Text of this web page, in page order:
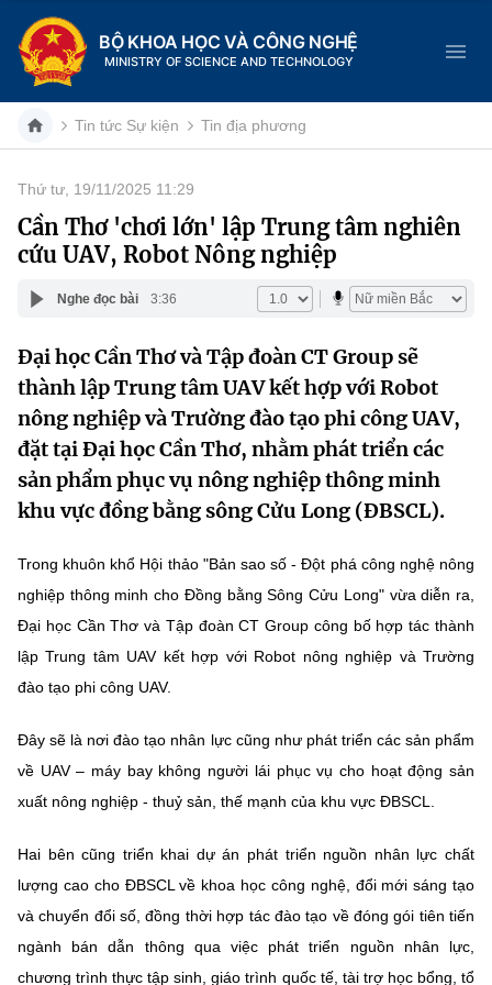
BỘ KHOA HỌC VÀ CÔNG NGHỆ
MINISTRY OF SCIENCE AND TECHNOLOGY
Danh mục
Trang chủ
Giới thiệu
Chức năng nhiệm vụ
Cơ cấu tổ chức
Lịch sử phát triển
Sở Khoa học và Công nghệ
Tin tức sự kiện
Khoa học và Công nghệ
Đổi mới sáng tạo
Chuyển đổi số
Bưu chính, Viễn thông
Sở hữu trí tuệ
Tiêu chuẩn, đo lường, chất lượng
Năng lượng nguyên tử
Tin tổng hợp
Tin địa phương
Dịch vụ công
Hệ thống văn bản
Văn bản QPPL
Văn bản chỉ đạo điều hành
Lấy ý kiến người dân về dự thảo VBQPPL
MST IOFFICE
THỐNG KÊ
Khoa học và Công nghệ
Bưu chính, Viễn thông
Tiêu chuẩn, đo lường, chất lượng
Năng lượng nguyên tử
Multimedia
THƯ ĐIỆN TỬ
Infographic
Ảnh
Voice
Nhiệm vụ trọng tâm
Tin tức Sự kiện Tin địa phương
Thứ tư, 19/11/2025 11:29
Cần Thơ 'chơi lớn' lập Trung tâm nghiên
cứu UAV, Robot Nông nghiệp
Nghe đọc bài 3:36
Đại học Cần Thơ và Tập đoàn CT Group sẽ
thành lập Trung tâm UAV kết hợp với Robot
nông nghiệp và Trường đào tạo phi công UAV,
đặt tại Đại học Cần Thơ, nhằm phát triển các
sản phẩm phục vụ nông nghiệp thông minh
khu vực đồng bằng sông Cửu Long (ĐBSCL).
Trong khuôn khổ Hội thảo "Bản sao số - Đột phá công nghệ nông
nghiệp thông minh cho Đồng bằng Sông Cửu Long" vừa diễn ra,
Đại học Cần Thơ và Tập đoàn CT Group công bố hợp tác thành
lập Trung tâm UAV kết hợp với Robot nông nghiệp và Trường
đào tạo phi công UAV.
Đây sẽ là nơi đào tạo nhân lực cũng như phát triển các sản phẩm
về UAV – máy bay không người lái phục vụ cho hoạt động sản
xuất nông nghiệp - thuỷ sản, thế mạnh của khu vực ĐBSCL.
Hai bên cũng triển khai dự án phát triển nguồn nhân lực chất
lượng cao cho ĐBSCL về khoa học công nghệ, đổi mới sáng tạo
và chuyển đổi số, đồng thời hợp tác đào tạo về đóng gói tiên tiến
ngành bán dẫn thông qua việc phát triển nguồn nhân lực,
chương trình thực tập sinh, giáo trình quốc tế, tài trợ học bổng, tổ